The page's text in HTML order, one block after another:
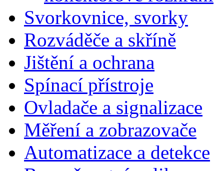
Svorkovnice, svorky
Rozváděče a skříně
Jištění a ochrana
Spínací přístroje
Ovladače a signalizace
Měření a zobrazovače
Automatizace a detekce